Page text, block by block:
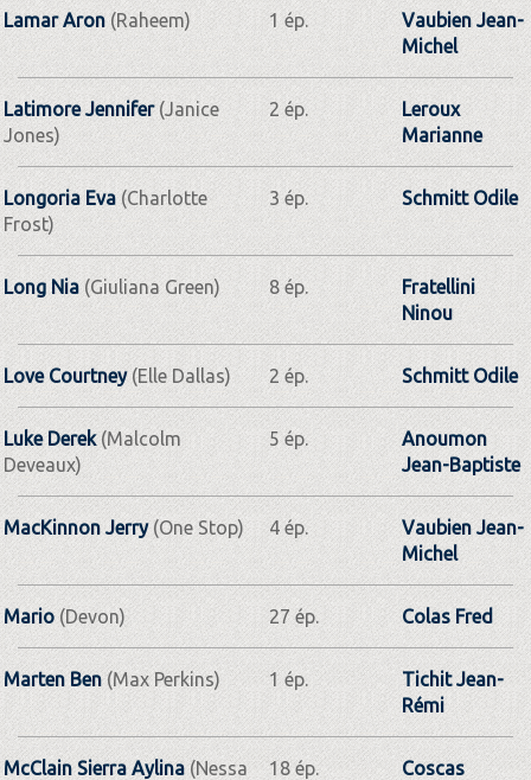
Lamar Aron (Raheem) 1 ép.
Vaubien Jean-
Michel
Latimore Jennifer(Janice
Jones)
2 ép.
Leroux
Marianne
Longoria Eva(Charlotte
Frost)
3 ép. Schmitt Odile
Long Nia (Giuliana Green) 8 ép.
Fratellini
Ninou
Love Courtney(Elle Dallas) 2 ép. Schmitt Odile
Luke Derek(Malcolm
Deveaux)
5 ép.
Anoumon
Jean-Baptiste
MacKinnon Jerry(One Stop) 4 ép.
Vaubien Jean-
Michel
Mario(Devon) 27 ép. Colas Fred
Marten Ben(Max Perkins) 1 ép.
Tichit Jean­-
Rémi
McClain Sierra Aylina(Nessa
18 ép.
Coscas